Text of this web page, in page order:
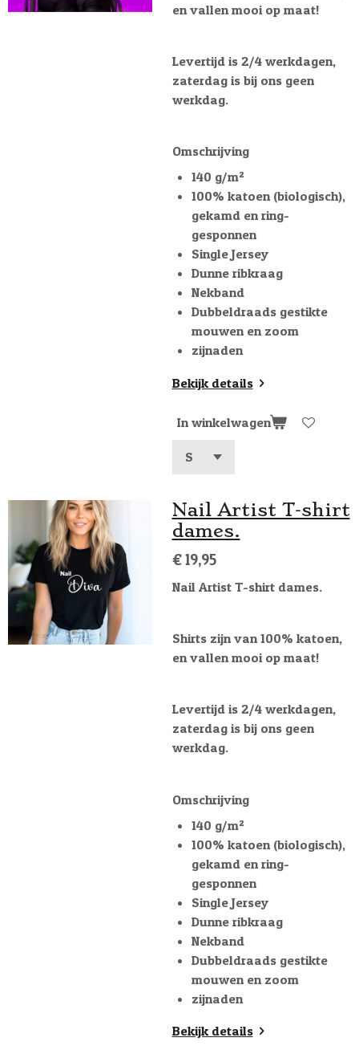
en vallen mooi op maat!
Levertijd is 2/4 werkdagen,
zaterdag is bij ons geen
werkdag.
Omschrijving
140 g/m²
100% katoen (biologisch),
gekamd en ring-
gesponnen
Single Jersey
Dunne ribkraag
Nekband
Dubbeldraads gestikte
mouwen en zoom
zijnaden
Bekijk details
In winkelwagen
Nail Artist T-shirt
dames.
€ 19,95
Nail Artist T-shirt dames.
Shirts zijn van 100% katoen,
en vallen mooi op maat!
Levertijd is 2/4 werkdagen,
zaterdag is bij ons geen
werkdag.
Omschrijving
140 g/m²
100% katoen (biologisch),
gekamd en ring-
gesponnen
Single Jersey
Dunne ribkraag
Nekband
Dubbeldraads gestikte
mouwen en zoom
zijnaden
Bekijk details